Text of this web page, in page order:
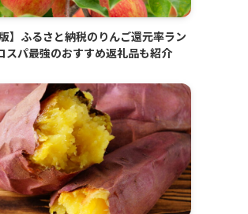
】ふるさと納税のりんご還元率ラン
スパ最強のおすすめ返礼品も紹介